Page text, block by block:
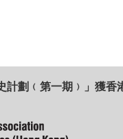
計劃﹙第一期﹚」獲